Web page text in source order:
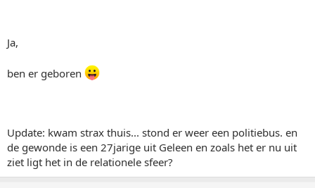
Ja,
ben er geboren
Update: kwam strax thuis... stond er weer een politiebus. en
de gewonde is een 27jarige uit Geleen en zoals het er nu uit
ziet ligt het in de relationele sfeer?